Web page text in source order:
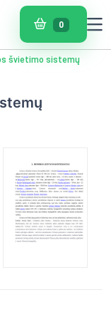
0
švietimo sistemų